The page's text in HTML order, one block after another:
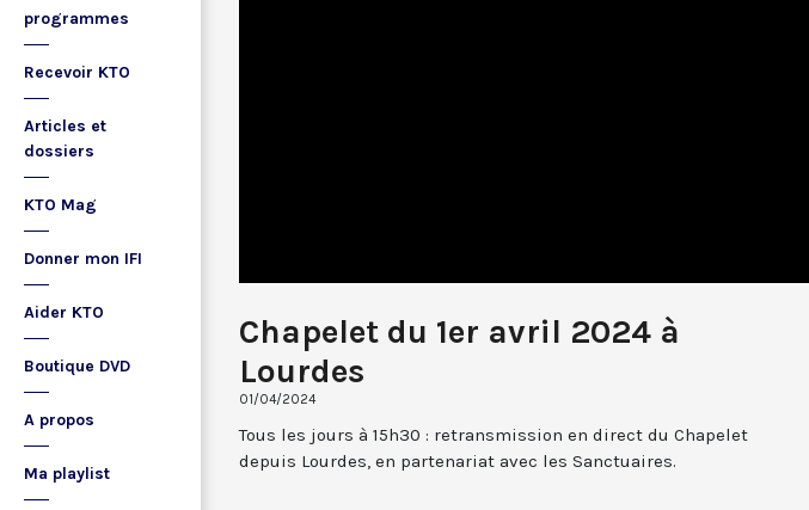
programmes
Recevoir KTO
Articles et
dossiers
KTO Mag
Donner mon IFI
Aider KTO
Boutique DVD
A propos
Ma playlist
Chapelet du 1er avril 2024 à
Lourdes
01/04/2024
Tous les jours à 15h30 : retransmission en direct du Chapelet
depuis Lourdes, en partenariat avec les Sanctuaires.